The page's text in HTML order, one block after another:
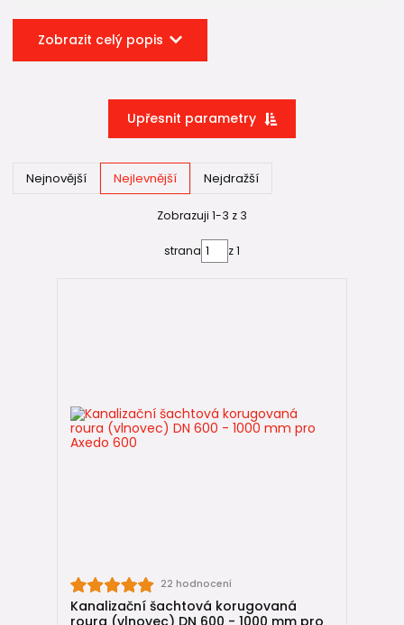
Dostupné délky ✂️
Roury jsou k dispozici v délkách:
Na stavbě lze rouru jednoduše seříznout na požadovanou
výšku podle skutečné úrovně terénu.
Důležité je přesně naplánovat celkovou výšku šachty před
nelze bezpečně spojovat dvě roury systémovým
prvkem,
výšku je třeba řešit výběrem vhodné délky nebo
Správné osazení těsnění je zásadní pro:
Zobrazit celý popis
Upřesnit parametry
Nejnovější Nejlevnější Nejdražší
Zobrazuji 1-3 z 3
strana z 1
22 hodnocení
Kanalizační šachtová korugovaná
roura (vlnovec) DN 600 - 1000 mm pro